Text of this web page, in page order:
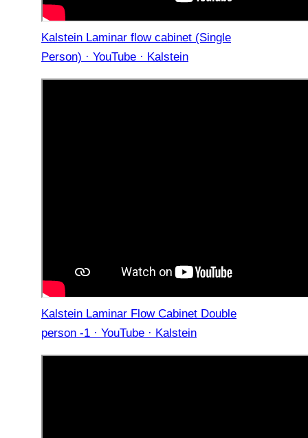
Kalstein Laminar flow cabinet (Single
Person) · YouTube · Kalstein
Kalstein Laminar Flow Cabinet Double
person -1 · YouTube · Kalstein